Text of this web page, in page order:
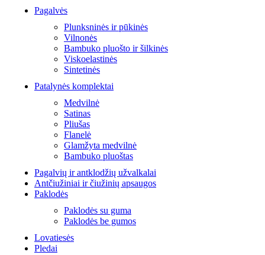
Pagalvės
Plunksninės ir pūkinės
Vilnonės
Bambuko pluošto ir šilkinės
Viskoelastinės
Sintetinės
Patalynės komplektai
Medvilnė
Satinas
Pliušas
Flanelė
Glamžyta medvilnė
Bambuko pluoštas
Pagalvių ir antklodžių užvalkalai
Antčiužiniai ir čiužinių apsaugos
Paklodės
Paklodės su guma
Paklodės be gumos
Lovatiesės
Pledai